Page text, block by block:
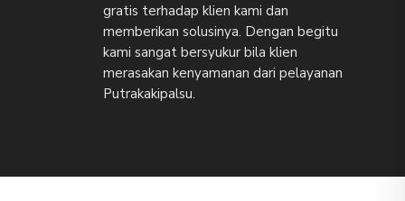
gratis terhadap klien kami dan
memberikan solusinya. Dengan begitu
kami sangat bersyukur bila klien
merasakan kenyamanan dari pelayanan
Putrakakipalsu.